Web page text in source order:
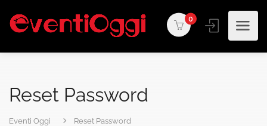
0
Reset Password
Eventi Oggi Reset Password